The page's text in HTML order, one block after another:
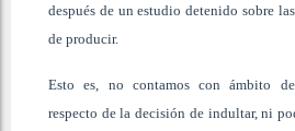
después de un estudio detenido sobre
de producir.
Esto es, no contamos con ámbito
respecto de la decisión de indultar, ni